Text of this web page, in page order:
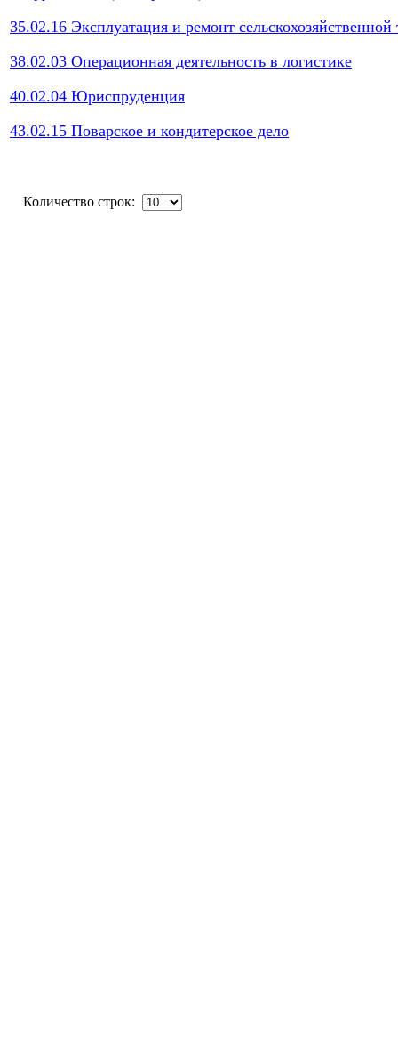
35.02.16 Эксплуатация и ремонт
38.02.03 Операционная деятельность в логистике
40.02.04 Юриспруденция
43.02.15 Поварское и кондитерское дело
Количество строк: